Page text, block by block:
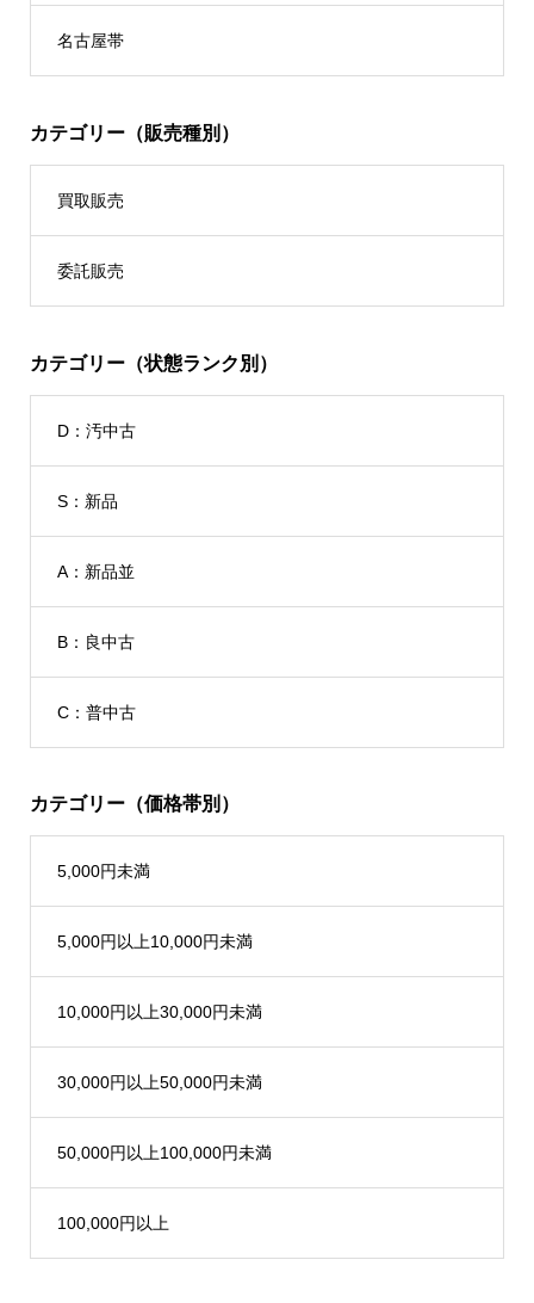
名古屋帯
カテゴリー（販売種別）
買取販売
委託販売
カテゴリー（状態ランク別）
D：汚中古
S：新品
A：新品並
B：良中古
C：普中古
カテゴリー（価格帯別）
5,000円未満
5,000円以上10,000円未満
10,000円以上30,000円未満
30,000円以上50,000円未満
50,000円以上100,000円未満
100,000円以上